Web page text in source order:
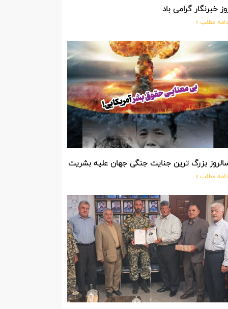
خبرنگار گرامی باد
مطلب »
بزرگ ترین جنایت جنگی جهان علیه بشریت توسط بزرگ ترین
مطلب »